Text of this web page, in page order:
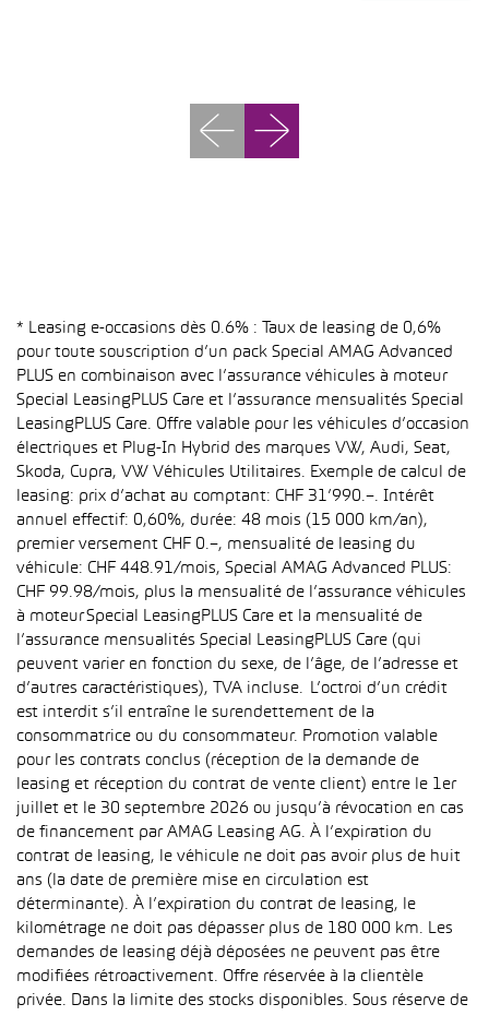
* Leasing e-occasions dès 0.6% : Taux de leasing de 0,6%
pour toute souscription d’un pack Special AMAG Advanced
PLUS en combinaison avec l’assurance véhicules à moteur
Special LeasingPLUS Care et l’assurance mensualités Special
LeasingPLUS Care. Offre valable pour les véhicules d’occasion
électriques et Plug-In Hybrid des marques VW, Audi, Seat,
Skoda, Cupra, VW Véhicules Utilitaires. Exemple de calcul de
leasing: prix d’achat au comptant: CHF 31’990.–. Intérêt
annuel effectif: 0,60%, durée: 48 mois (15 000 km/an),
premier versement CHF 0.–, mensualité de leasing du
véhicule: CHF 448.91/mois, Special AMAG Advanced PLUS:
CHF 99.98/mois, plus la mensualité de l’assurance véhicules
à moteur Special LeasingPLUS Care et la mensualité de
l’assurance mensualités Special LeasingPLUS Care (qui
peuvent varier en fonction du sexe, de l’âge, de l’adresse et
d’autres caractéristiques), TVA incluse. L’octroi d’un crédit
est interdit s’il entraîne le surendettement de la
consommatrice ou du consommateur. Promotion valable
pour les contrats conclus (réception de la demande de
leasing et réception du contrat de vente client) entre le 1er
juillet et le 30 septembre 2026 ou jusqu’à révocation en cas
de financement par AMAG Leasing AG. À l’expiration du
contrat de leasing, le véhicule ne doit pas avoir plus de huit
ans (la date de première mise en circulation est
déterminante). À l’expiration du contrat de leasing, le
kilométrage ne doit pas dépasser plus de 180 000 km. Les
demandes de leasing déjà déposées ne peuvent pas être
modifiées rétroactivement. Offre réservée à la clientèle
privée. Dans la limite des stocks disponibles. Sous réserve de